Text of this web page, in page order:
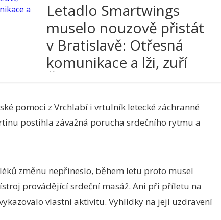
Letadlo Smartwings
muselo nouzově přistát
v Bratislavě: Otřesná
komunikace a lži, zuří
pomoci z Vrchlabí i vrtulník letecké záchranné
postihla závažná porucha srdečního rytmu a
změnu nepřineslo, během letu proto musel
provádějící srdeční masáž. Ani při příletu na
vlastní aktivitu. Vyhlídky na její uzdravení